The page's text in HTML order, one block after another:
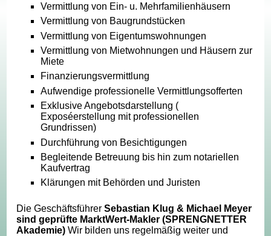
Vermittlung von Ein- u. Mehrfamilienhäusern
Vermittlung von Baugrundstücken
Vermittlung von Eigentumswohnungen
Vermittlung von Mietwohnungen und Häusern zur
Miete
Finanzierungsvermittlung
Aufwendige professionelle Vermittlungsofferten
Exklusive Angebotsdarstellung (
Exposéerstellung mit professionellen
Grundrissen)
Durchführung von Besichtigungen
Begleitende Betreuung bis hin zum notariellen
Kaufvertrag
Klärungen mit Behörden und Juristen
Die GeschäftsführerSebastian Klug & Michael Meyer
sind geprüfte MarktWert-Makler (SPRENGNETTER
Akademie) Wir bilden uns regelmäßig weiter und